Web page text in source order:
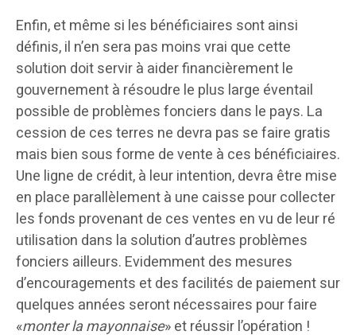
Enfin, et même si les bénéficiaires sont ainsi
définis, il n’en sera pas moins vrai que cette
solution doit servir à aider financièrement le
gouvernement à résoudre le plus large éventail
possible de problèmes fonciers dans le pays. La
cession de ces terres ne devra pas se faire gratis
mais bien sous forme de vente à ces bénéficiaires.
Une ligne de crédit, à leur intention, devra être mise
en place parallèlement à une caisse pour collecter
les fonds provenant de ces ventes en vu de leur ré
utilisation dans la solution d’autres problèmes
fonciers ailleurs. Evidemment des mesures
d’encouragements et des facilités de paiement sur
quelques années seront nécessaires pour faire
«monter la mayonnaise» et réussir l’opération !